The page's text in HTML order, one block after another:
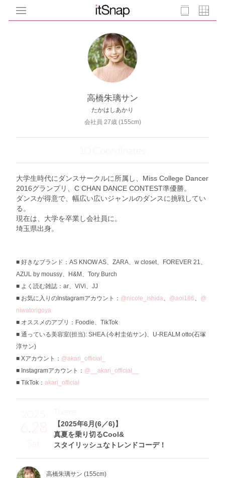
高橋朱璃サン
たかはしあかり
会社員 27歳 (155cm)
10 Coordinates
大学生時代にダンスサークルに所属し、Miss College Dancer
2016グランプリ、C CHAN DANCE CONTEST準優勝。
ダンスが得意で、幅広い広いジャンルのダンスに挑戦してい
る。
現在は、大学を卒業し会社員に。
埼玉県出身。
好きなブランド：AS KNOW AS、ZARA、w closet、FOREVER 21、
AZUL by moussy、H&M、Tory Burch
よく読む雑誌：ar、ViVi、JJ
お気に入りのInstagramアカウント： @nicole_ishida、 @aoi186、 @
niwatorigoya
オススメのアプリ：Foodie、TikTok
通っている美容室(担当): SHEA.(今村圭佑サン)、U-REALM otto(石塚
淳サン)
Xアカウント： @akari_official_
Instagramアカウント： @__akari_official__
TikTok： akari_official
2025
6.28
Sat
【2025年6月(6／6)】
真夏を乗り切るCool&
スタイリッシュなトレンドコーデ！
Theme
高橋朱璃サン (155cm)